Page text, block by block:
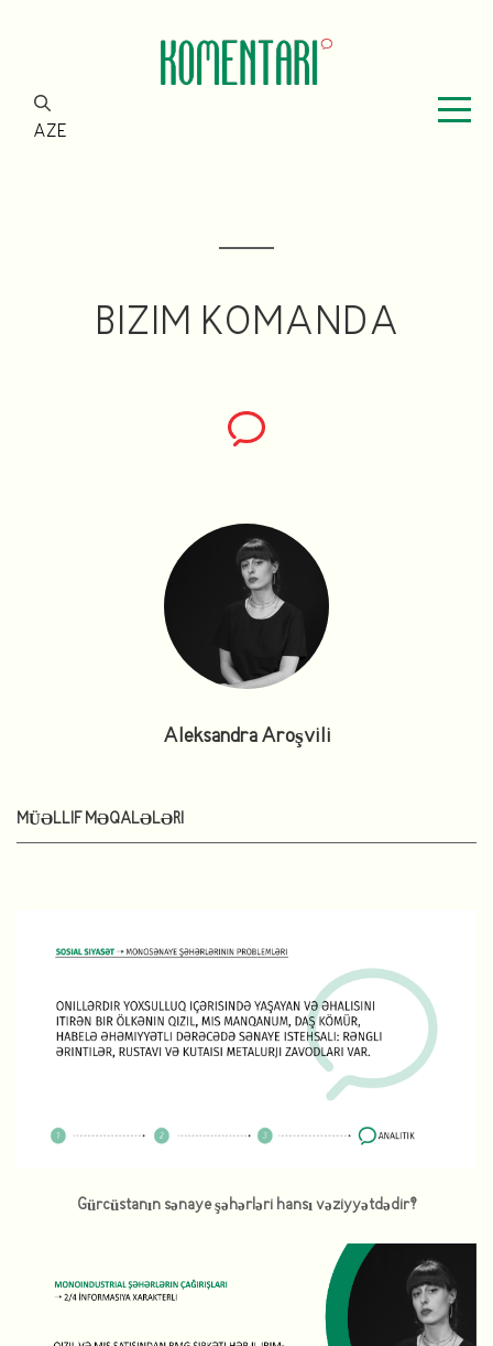
AZE
BIZIM KOMANDA
Aleksandra Aroşvili
MÜƏLLIF MƏQALƏLƏRI
Gürcüstanın sənaye şəhərləri hansı vəziyyətdədir?